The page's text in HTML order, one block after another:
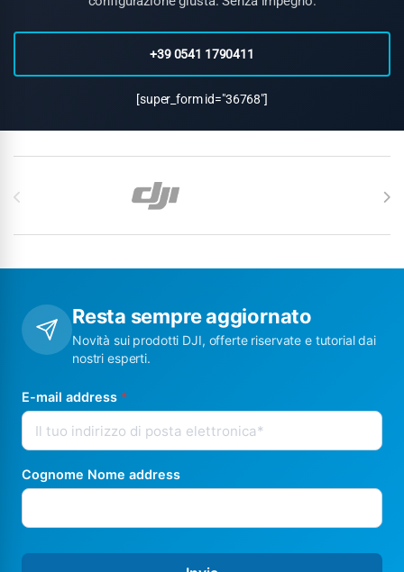
+39 0541 1790411
[super_form id="36768"]
Resta sempre aggiornato
Novità sui prodotti DJI, offerte riservate e tutorial dai
nostri esperti.
E-mail address *
Cognome Nome address